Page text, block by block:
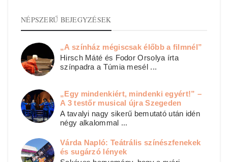
NÉPSZERŰ BEJEGYZÉSEK
„A színház mégiscsak élőbb a filmnél”
Hirsch Máté és Fodor Orsolya írta
színpadra a Túmia mesél ...
„Egy mindenkiért, mindenki egyért!” –
A 3 testőr musical újra Szegeden
A tavalyi nagy sikerű bemutató után idén
négy alkalommal ...
Várda Napló: Teátrális színészfenekek
és sugárzó lények